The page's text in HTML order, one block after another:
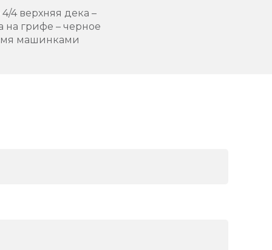
4 верхняя дека –
на грифе – черное
мя машинками